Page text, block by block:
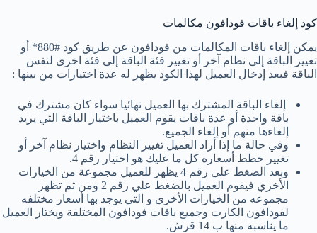
كود إلغاء باقات فودافون مكالمات
يمكن إلغاء باقات المكالمات من فودافون عن طريق كود #880* أو
تغيير الباقة إلى نظام آخر أو تغيير فئة الباقة إلى فئة اخرى لنفس
الباقة فبعد إدخال العميل لهذا الكود يظهر له عدة اختيارات من بينها :
إلغاء الباقة المشترك بها العميل نهائيا سواء كان مشترك في
باقة واحدة أو عدة باقات يقوم العميل باختيار الباقة التي يريد
إلغاءها منهم أو إلغاء الجميع.
وفي حالة ما إذا أراد العميل تغيير النظام واختيار نظام آخر أو
تغيير خطط أسعاره كل ما عليك هو اختيار رقم 4.
وبعد الضغط علي رقم 4 يظهر للعميل مجموعة من الخيارات
الأخري فيقوم العميل بالضغط علي رقم 2 ومن ثم تظهر
مجموعه من الخيارات الأخري و التي يوجد بها أسعار مختلفه
لفودافون الكارت وجميع باقات فودافون المختلفة ويختار العميل
ما يناسبه منها ب 14 قرش.